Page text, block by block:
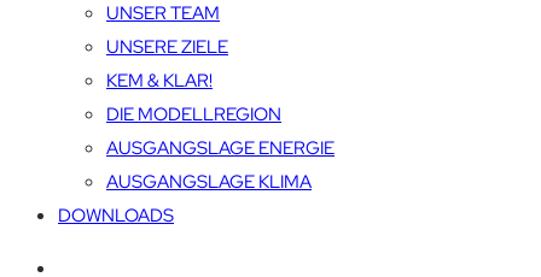
UNSER TEAM
UNSERE ZIELE
KEM & KLAR!
DIE MODELLREGION
AUSGANGSLAGE ENERGIE
AUSGANGSLAGE KLIMA
DOWNLOADS